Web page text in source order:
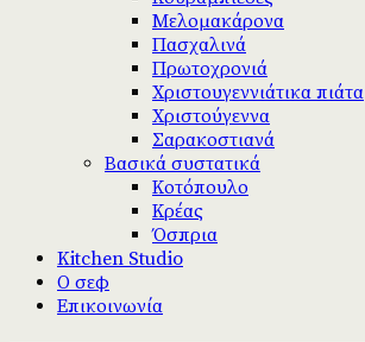
Μελομακάρονα
Πασχαλινά
Πρωτοχρονιά
Χριστουγεννιάτικα πιάτα
Χριστούγεννα
Σαρακοστιανά
Βασικά συστατικά
Κοτόπουλο
Κρέας
Όσπρια
Kitchen Studio
Ο σεφ
Επικοινωνία